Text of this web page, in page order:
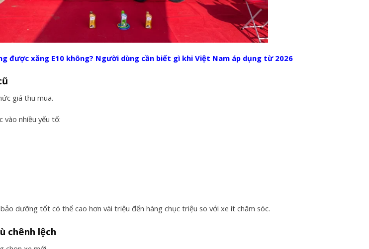
được xăng E10 không? Người dùng cần biết gì khi Việt Nam áp dụng từ 2026
giá thu mua.
vào nhiều yếu tố:
dưỡng tốt có thể cao hơn vài triệu đến hàng chục triệu so với xe ít chăm sóc.
chênh lệch